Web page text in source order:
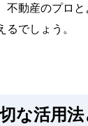
不動産のプロ
でしょう。
な活用法